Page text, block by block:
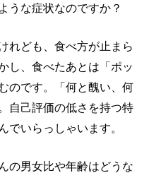
うな症状なのですか？
れども、食べ方が止まら
し、食べたあとは「ポッ
のです。「何と醜い、何
自己評価の低さを持つ特
でいらっしゃいます。
の男女比や年齢はどうな